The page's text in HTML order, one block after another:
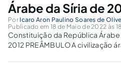
Árabe da Síria de
Por Icaro Aron Paulino Soares de
Publicado em 18 de Maio de 2022 às
Constituição da República Árabe
2012 PREÂMBULO A civilização
longo de sua longa história